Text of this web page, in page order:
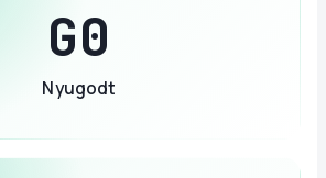
G0
Nyugodt